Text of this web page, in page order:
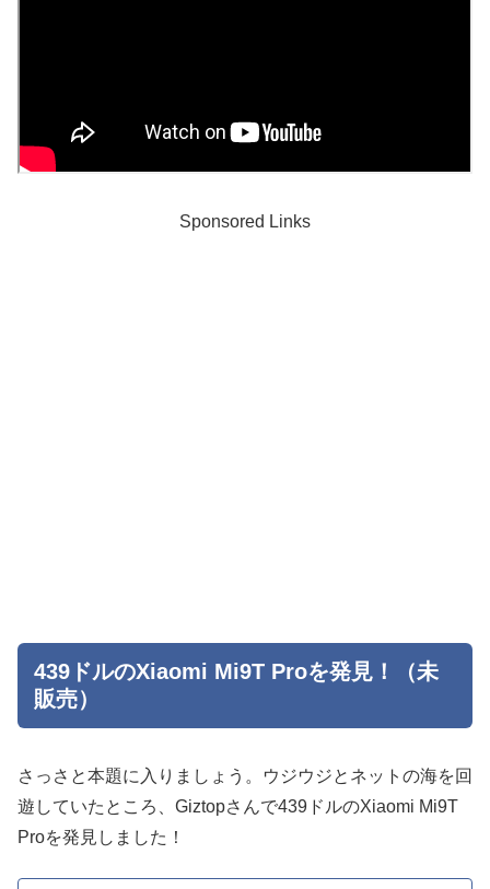
Sponsored Links
439ドルのXiaomi Mi9T Proを発見！（未
販売）
さっさと本題に入りましょう。ウジウジとネットの海を回
遊していたところ、Giztopさんで439ドルのXiaomi Mi9T
Proを発見しました！